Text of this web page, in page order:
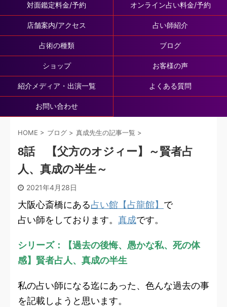
対面鑑定料金/予約 オンライン占い料金/予約
店舗案内/アクセス 占い師紹介
占術の種類 ブログ
ショップ お客様の声
紹介メディア・出演一覧 よくある質問
お問い合わせ
HOME > ブログ > 真成先生の記事一覧 >
8話 【父方のオジィー】～賢者占
人、真成の半生～
2021年4月28日
大阪心斎橋にある占い館【占龍館】 で
占い師をしております。 真成です。
シリーズ：【過去の後悔、愚かな私、死の体
感】賢者占人、真成の半生
私の占い師になる迄にあった、色んな過去の事
を記載しようと思います。